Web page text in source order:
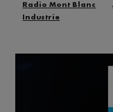
Radio Mont Blanc
Industrie